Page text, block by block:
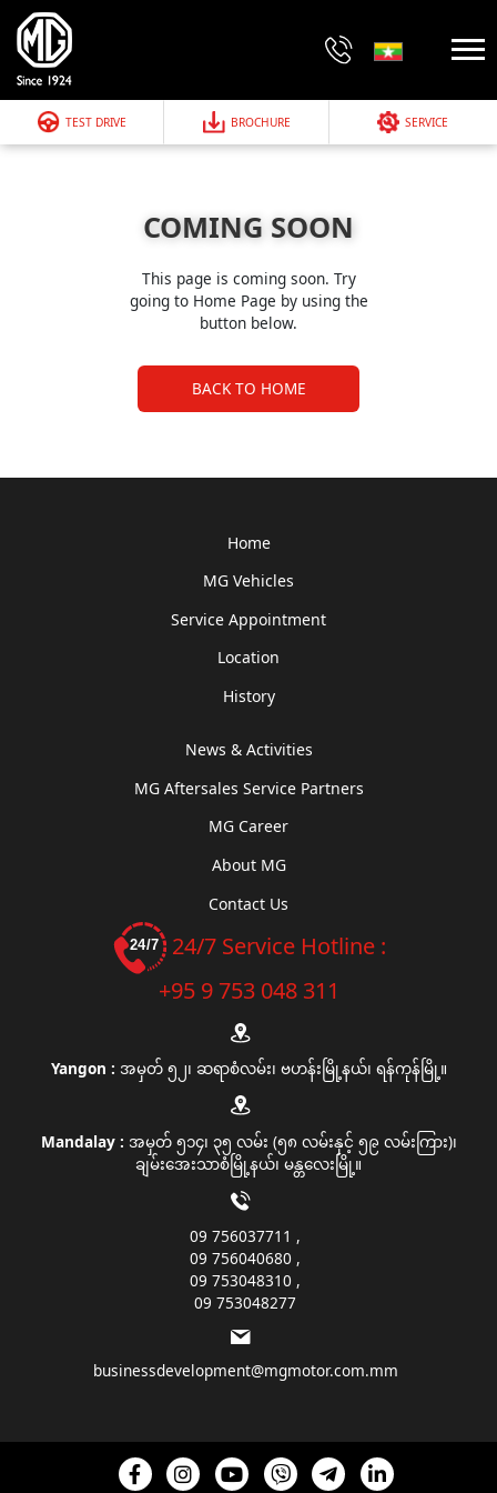
TEST DRIVE BROCHURE SERVICE
COMING SOON
This page is coming soon. Try
going to Home Page by using the
button below.
BACK TO HOME
Home
MG Vehicles
Service Appointment
Location
History
News & Activities
MG Aftersales Service Partners
MG Career
About MG
Contact Us
24/7 Service Hotline :
+95 9 753 048 311
Yangon : အမှတ် ၅၂၊ ဆရာစံလမ်း၊ ဗဟန်းမြို့နယ်၊ ရန်ကုန်မြို့။
Mandalay : အမှတ် ၅၁၄၊ ၃၅ လမ်း (၅၈ လမ်းနှင့် ၅၉ လမ်းကြား)၊
ချမ်းအေးသာစံမြို့နယ်၊ မန္တလေးမြို့။
09 756037711
09 756040680
09 753048310
09 753048277
businessdevelopment@mgmotor.com.mm